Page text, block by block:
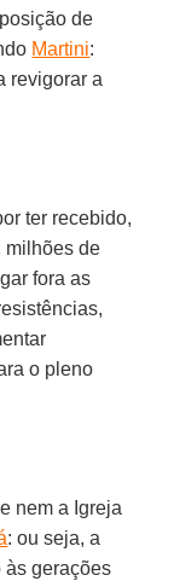
de
Martini:
revigorar a
ter recebido,
milhões de
fora as
o pleno
nem a Igreja
: ou seja, a
às gerações